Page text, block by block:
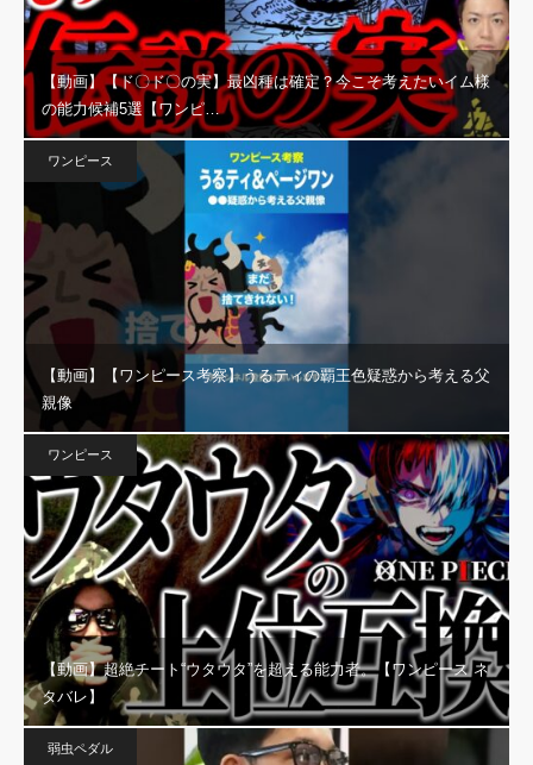
【動画】【ド〇ド〇の実】最凶種は確定？今こそ考えたいイム様
の能力候補5選【ワンピ…
ワンピース
【動画】【ワンピース考察】うるティの覇王色疑惑から考える父
親像
ワンピース
【動画】超絶チート“ウタウタ”を超える能力者。【ワンピース ネ
タバレ】
弱虫ペダル